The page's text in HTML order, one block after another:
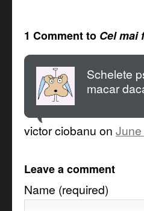
1 Comment to Cel mai
Schelete
macar
victor ciobanu on June
Leave a comment
Name (required)